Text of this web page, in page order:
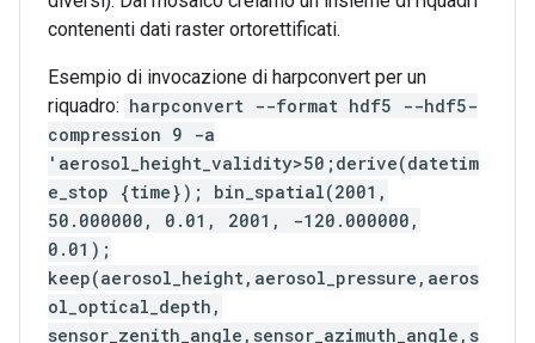
contenenti dati raster ortorettificati.
Esempio di invocazione di harpconvert per un
riquadro: harpconvert --format hdf5 --hdf5-
compression 9 -a
'aerosol_height_validity>50;derive(datetim
e_stop {time}); bin_spatial(2001,
50.000000, 0.01, 2001, -120.000000,
0.01);
keep(aerosol_height,aerosol_pressure,aeros
ol_optical_depth,
sensor_zenith_angle,sensor_azimuth_angle,s